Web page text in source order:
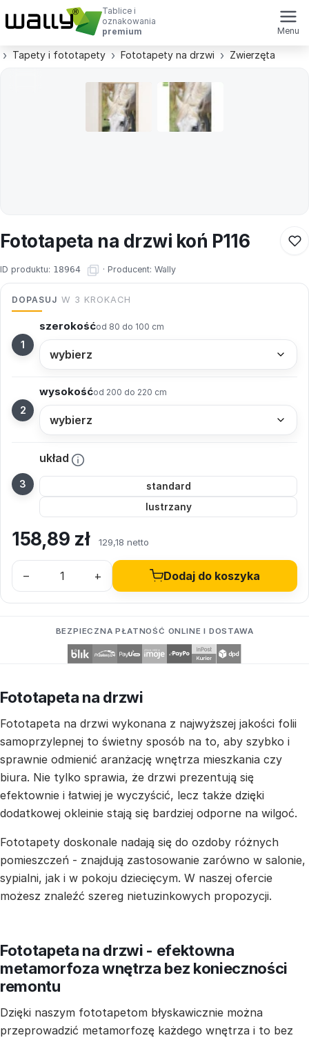
Tablice i
oznakowania
premium
Menu
Tapety i fototapety Fototapety na drzwi Zwierzęta
Fototapeta na drzwi koń P116
ID produktu: 18964 · Producent: Wally
DOPASUJ W 3 KROKACH
szerokośćod 80 do 100 cm
wysokośćod 200 do 220 cm
układ
standard
lustrzany
158,89 zł 129,18 netto
– + Dodaj do koszyka
BEZPIECZNA PŁATNOŚĆ ONLINE I DOSTAWA
Fototapeta na drzwi
Fototapeta na drzwi wykonana z najwyższej jakości folii
samoprzylepnej to świetny sposób na to, aby szybko i
sprawnie odmienić aranżację wnętrza mieszkania czy
biura. Nie tylko sprawia, że drzwi prezentują się
efektownie i łatwiej je wyczyścić, lecz także dzięki
dodatkowej okleinie stają się bardziej odporne na wilgoć.
Fototapety doskonale nadają się do ozdoby różnych
pomieszczeń - znajdują zastosowanie zarówno w salonie,
sypialni, jak i w pokoju dziecięcym. W naszej ofercie
możesz znaleźć szereg nietuzinkowych propozycji.
Fototapeta na drzwi - efektowna
metamorfoza wnętrza bez konieczności
remontu
Dzięki naszym fototapetom błyskawicznie można
przeprowadzić metamorfozę każdego wnętrza i to bez